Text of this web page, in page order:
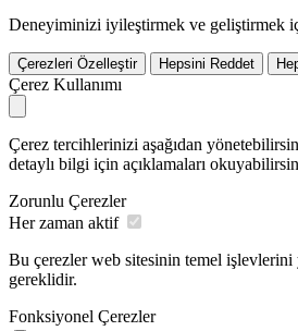
Deneyiminizi iyileştirmek ve geliştirmek
Çerezleri Özelleştir Hepsini Reddet
Çerez Kullanımı
Çerez tercihlerinizi aşağıdan
detaylı bilgi için açıklamaları
Zorunlu Çerezler
Her zaman aktif
Bu çerezler web sitesinin temel
gereklidir.
Fonksiyonel Çerezler